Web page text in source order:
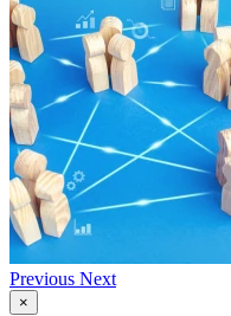
Previous Next
×